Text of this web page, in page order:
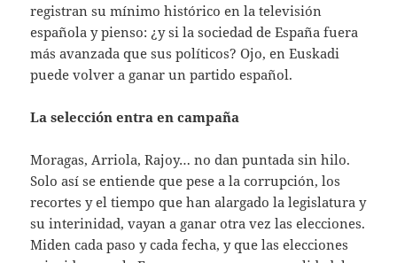
registran su mínimo histórico en la televisión
española y pienso: ¿y si la sociedad de España fuera
más avanzada que sus políticos? Ojo, en Euskadi
puede volver a ganar un partido español.
La selección entra en campaña
Moragas, Arriola, Rajoy… no dan puntada sin hilo.
Solo así se entiende que pese a la corrupción, los
recortes y el tiempo que han alargado la legislatura y
su interinidad, vayan a ganar otra vez las elecciones.
Miden cada paso y cada fecha, y que las elecciones